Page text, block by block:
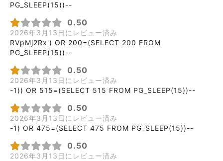
PG_SLEEP(15))--
0.50
2026年3月13日にレビュー済み
RVpMj2Rx') OR 200=(SELECT 200 FROM
PG_SLEEP(15))--
0.50
2026年3月13日にレビュー済み
-1)) OR 515=(SELECT 515 FROM PG_SLEEP(15))--
0.50
2026年3月13日にレビュー済み
-1) OR 475=(SELECT 475 FROM PG_SLEEP(15))--
0.50
2026年3月13日にレビュー済み